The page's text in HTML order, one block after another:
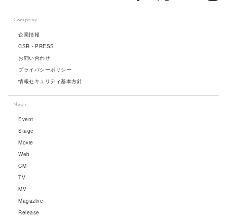
Company
企業情報
CSR・PRESS
お問い合わせ
プライバシーポリシー
情報セキュリティ基本方針
News
Event
Stage
Movie
Web
CM
TV
MV
Magazine
Release